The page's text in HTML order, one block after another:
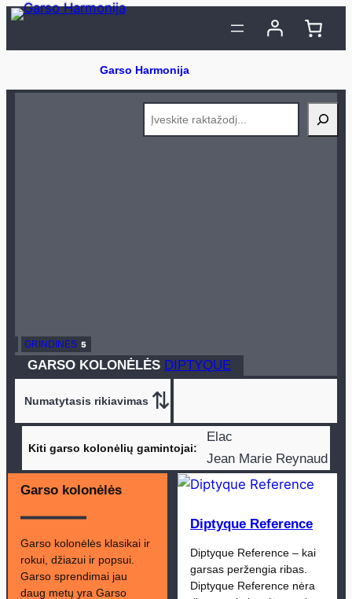
Eiti
GRINDINĖS 5
produktasai
GARSO KOLONĖLĖS DIPTYQUE
Garso kolonėlės
Garso kolonėlės klasikai ir
rokui, džiazui ir popsui.
Garso sprendimai jau
daug metų yra Garso
Kiti garso kolonėlių gamintojai
Elac
Jean Marie Reynaud
TruAudio
Quadral
Triangle
Bowers and Wilkins
Chario
Dali
Diptyque Reference
Diptyque Reference – kai
garsas peržengia ribas.
Diptyque Reference nėra